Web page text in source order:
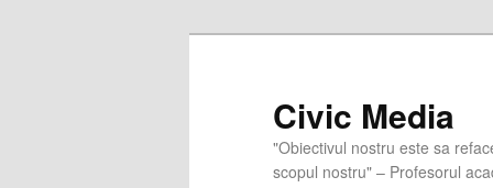
Civic Media
"Obiectivul nostru este sa
scopul nostru" – Profesorul